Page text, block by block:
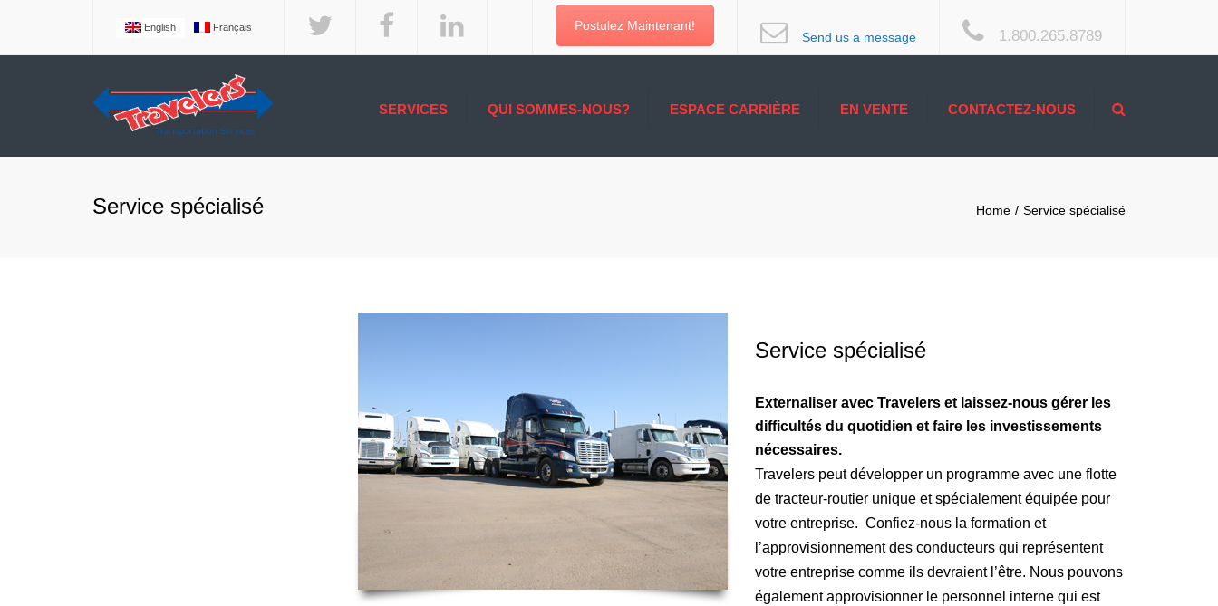
English Français
Postulez Maintenant!
Send us a message
1.800.265.8789
SERVICES
SERVICE SPÉCIALISÉ
UNE LONGUEUR
D’AVANCE
QUI SOMMES-NOUS? ESPACE CARRIÈRE EN VENTE CONTACTEZ-NOUS
Service spécialisé Home Service spécialisé
Service spécialisé
Externaliser avec Travelers et laissez-nous gérer les
difficultés du quotidien et faire les investissements
nécessaires.
Travelers peut développer un programme avec une flotte
de tracteur-routier unique et spécialement équipée pour
votre entreprise. Confiez-nous la formation et
l’approvisionnement des conducteurs qui représentent
votre entreprise comme ils devraient l’être. Nous pouvons
également approvisionner le personnel interne qui est